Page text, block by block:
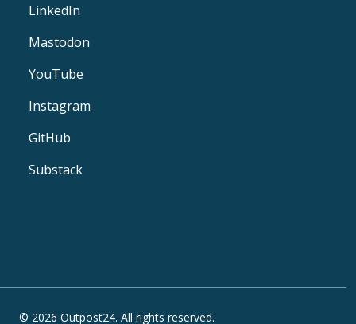
LinkedIn
Mastodon
YouTube
Instagram
GitHub
Substack
© 2026 Outpost24. All rights reserved.